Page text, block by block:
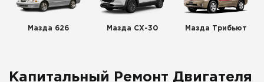
Мазда 626 Мазда СХ-30 Мазда Трибьют
Капитальный Ремонт Двигателя